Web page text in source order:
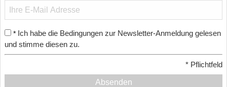
* Ich habe die Bedingungen zur Newsletter-Anmeldung gelesen
und stimme diesen zu.
* Pflichtfeld
Absenden